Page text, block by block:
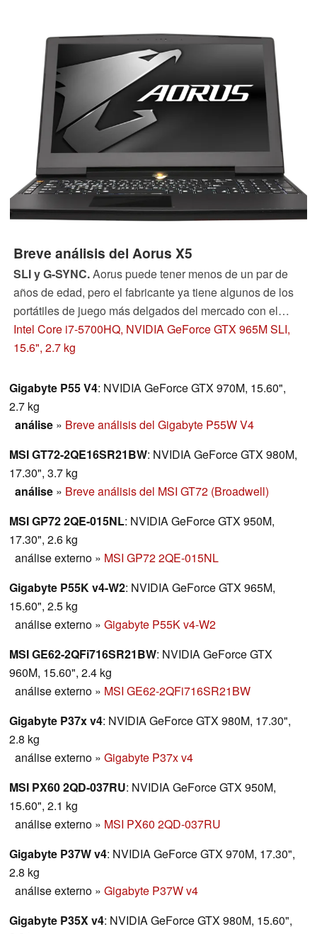
Breve análisis del Aorus X5
SLI y G-SYNC.Aorus puede tener menos de un par de
años de edad, pero el fabricante ya tiene algunos de los
portátiles de juego más delgados del mercado con el
hardware y características más recientes. ¿Son las GTX
965M SLI GPUs y la pantalla G-SYNC de resolución
Intel Core i7-5700HQ, NVIDIA GeForce GTX 965M SLI,
15.6", 2.7 kg
Gigabyte P55 V4: NVIDIA GeForce GTX 970M, 15.60",
2.7 kg
análise » Breve análisis del Gigabyte P55W V4
MSI GT72-2QE16SR21BW: NVIDIA GeForce GTX 980M,
17.30", 3.7 kg
análise » Breve análisis del MSI GT72 (Broadwell)
MSI GP72 2QE-015NL: NVIDIA GeForce GTX 950M,
17.30", 2.6 kg
análise externo » MSI GP72 2QE-015NL
Gigabyte P55K v4-W2: NVIDIA GeForce GTX 965M,
15.60", 2.5 kg
análise externo » Gigabyte P55K v4-W2
MSI GE62-2QFi716SR21BW: NVIDIA GeForce GTX
960M, 15.60", 2.4 kg
análise externo » MSI GE62-2QFi716SR21BW
Gigabyte P37x v4: NVIDIA GeForce GTX 980M, 17.30",
2.8 kg
análise externo » Gigabyte P37x v4
MSI PX60 2QD-037RU: NVIDIA GeForce GTX 950M,
15.60", 2.1 kg
análise externo » MSI PX60 2QD-037RU
Gigabyte P37W v4: NVIDIA GeForce GTX 970M, 17.30",
2.8 kg
análise externo » Gigabyte P37W v4
Gigabyte P35X v4: NVIDIA GeForce GTX 980M, 15.60",